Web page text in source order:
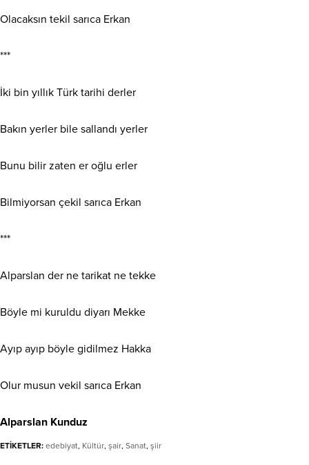
Olacaksın tekil sarıca Erkan
***
İki bin yıllık Türk tarihi derler
Bakın yerler bile sallandı yerler
Bunu bilir zaten er oğlu erler
Bilmiyorsan çekil sarıca Erkan
***
Alparslan der ne tarikat ne tekke
Böyle mi kuruldu diyarı Mekke
Ayıp ayıp böyle gidilmez Hakka
Olur musun vekil sarıca Erkan
Alparslan Kunduz
ETİKETLER: edebiyat, Kültür, şair, Sanat, şiir